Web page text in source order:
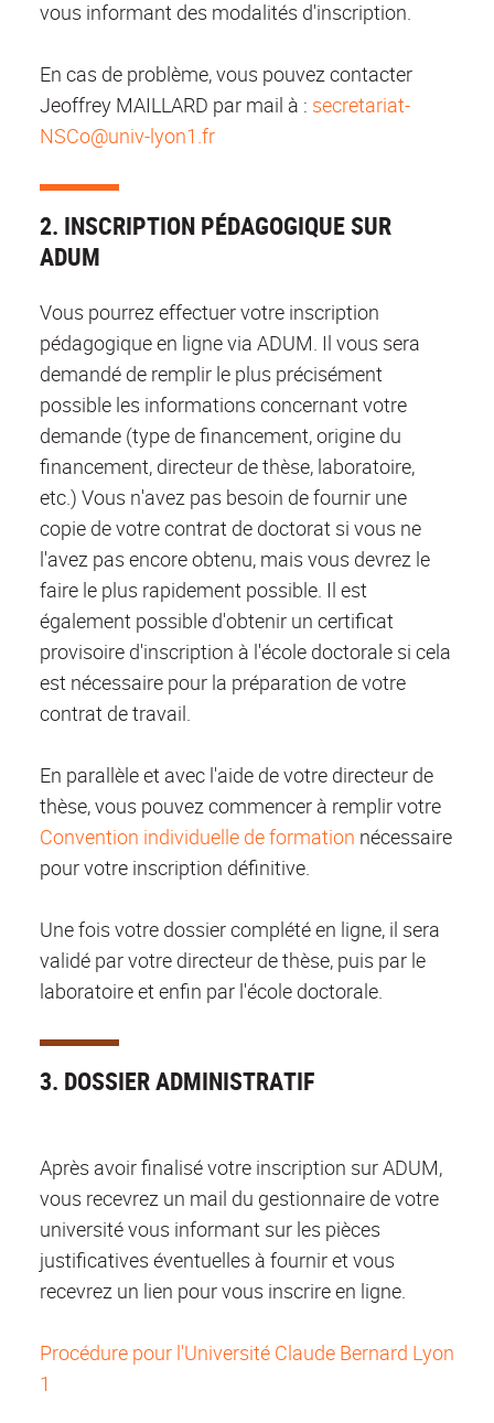
vous informant des modalités d'inscription.
En cas de problème, vous pouvez contacter
Jeoffrey MAILLARD par mail à : secretariat-
NSCo@univ-lyon1.fr
2. INSCRIPTION PÉDAGOGIQUE SUR
ADUM
Vous pourrez effectuer votre inscription
pédagogique en ligne via ADUM. Il vous sera
demandé de remplir le plus précisément
possible les informations concernant votre
demande (type de financement, origine du
financement, directeur de thèse, laboratoire,
etc.) Vous n'avez pas besoin de fournir une
copie de votre contrat de doctorat si vous ne
l'avez pas encore obtenu, mais vous devrez le
faire le plus rapidement possible. Il est
également possible d'obtenir un certificat
provisoire d'inscription à l'école doctorale si cela
est nécessaire pour la préparation de votre
contrat de travail.
En parallèle et avec l'aide de votre directeur de
thèse, vous pouvez commencer à remplir votre
Convention individuelle de formation nécessaire
pour votre inscription définitive.
Une fois votre dossier complété en ligne, il sera
validé par votre directeur de thèse, puis par le
laboratoire et enfin par l'école doctorale.
3. DOSSIER ADMINISTRATIF
Après avoir finalisé votre inscription sur ADUM,
vous recevrez un mail du gestionnaire de votre
université vous informant sur les pièces
justificatives éventuelles à fournir et vous
recevrez un lien pour vous inscrire en ligne.
Procédure pour l'Université Claude Bernard Lyon
1